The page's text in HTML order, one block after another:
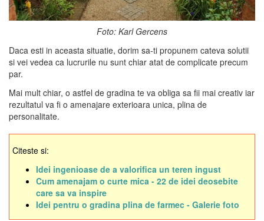
Foto: Karl Gercens
Daca esti in aceasta situatie, dorim sa-ti propunem cateva solutii
si vei vedea ca lucrurile nu sunt chiar atat de complicate precum
par.
Mai mult chiar, o astfel de gradina te va obliga sa fii mai creativ iar
rezultatul va fi o amenajare exterioara unica, plina de
personalitate.
Citeste si:
Idei ingenioase de a valorifica un teren ingust
Cum amenajam o curte mica - 22 de idei deosebite
care sa va inspire
Idei pentru o gradina plina de farmec - Galerie foto